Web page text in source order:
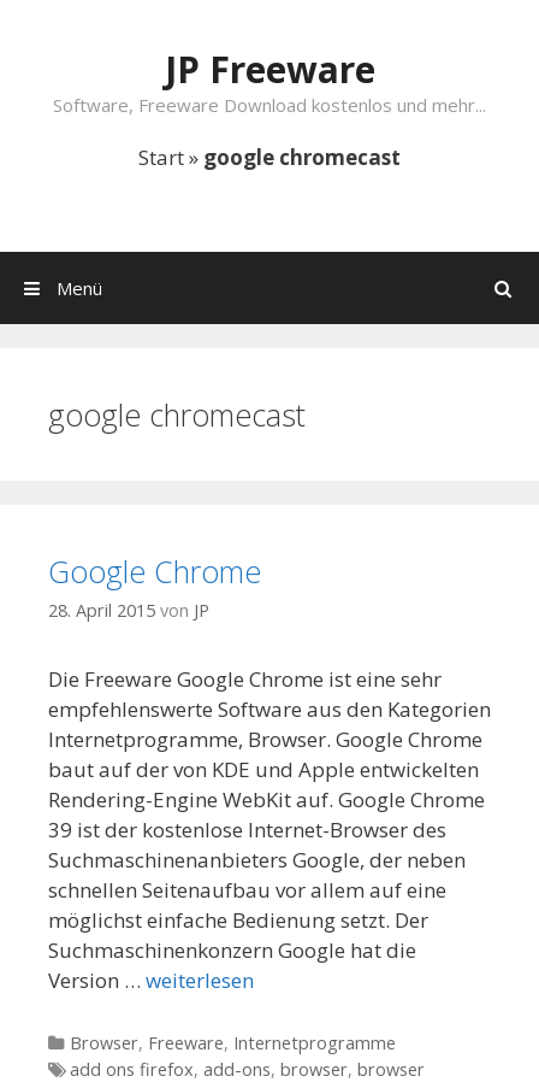
JP Freeware
Software, Freeware Download kostenlos und mehr...
Start» google chromecast
Suchen
Menü
google chromecast
Google Chrome
28. April 2015 von JP
Die Freeware Google Chrome ist eine sehr
empfehlenswerte Software aus den Kategorien
Internetprogramme, Browser. Google Chrome
baut auf der von KDE und Apple entwickelten
Rendering-Engine WebKit auf. Google Chrome
39 ist der kostenlose Internet-Browser des
Suchmaschinenanbieters Google, der neben
schnellen Seitenaufbau vor allem auf eine
möglichst einfache Bedienung setzt. Der
Suchmaschinenkonzern Google hat die
Version … weiterlesen
Kategorien
Browser, Freeware, Internetprogramme
Tags
add ons firefox, add-ons, browser, browser